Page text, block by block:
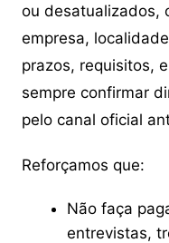
ou desatualizados,
empresa,
prazos, requisitos,
sempre confirmar
pelo canal oficial
Reforçamos que:
Não faça
entrevistas,